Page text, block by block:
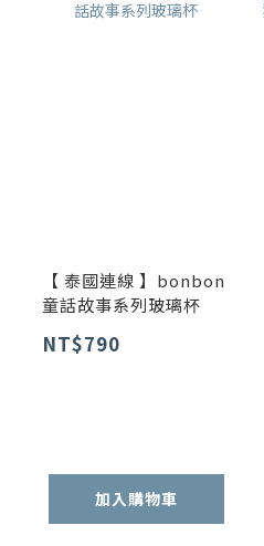
【 泰國連線 】bonbon
童話故事系列玻璃杯
NT$790
加入購物車